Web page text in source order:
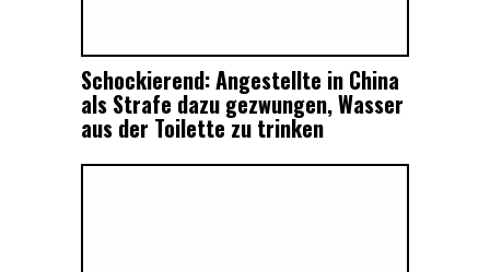
Schockierend: Angestellte in China
als Strafe dazu gezwungen, Wasser
aus der Toilette zu trinken